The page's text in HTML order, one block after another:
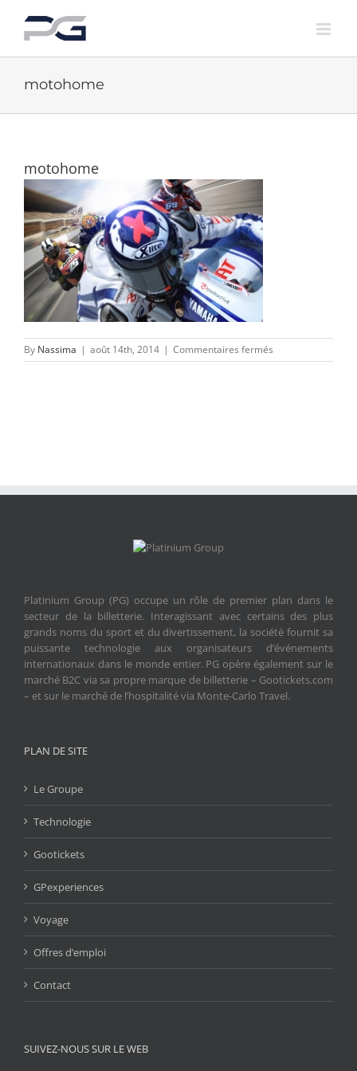
content
motohome
motohome
By Nassima | août 14th, 2014 | Commentaires fermés
motohome
Platinium Group (PG) occupe un rôle de premier plan dans le
secteur de la billetterie. Interagissant avec certains des plus
grands noms du sport et du divertissement, la société fournit sa
puissante technologie aux organisateurs d’événements
internationaux dans le monde entier. PG opère également sur le
marché B2C via sa propre marque de billetterie – Gootickets.com
– et sur le marché de l’hospitalité via Monte-Carlo Travel.
PLAN DE SITE
Le Groupe
Technologie
Gootickets
GPexperiences
Voyage
Offres d’emploi
Contact
SUIVEZ-NOUS SUR LE WEB